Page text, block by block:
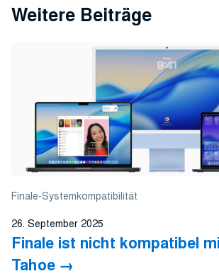
Weitere Beiträge
Finale-Systemkompatibilität
26. September 2025
Finale ist nicht kompatibel
Tahoe